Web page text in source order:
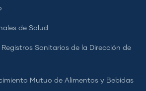
de Salud
Sanitarios de la Dirección de
Mutuo de Alimentos y Bebidas